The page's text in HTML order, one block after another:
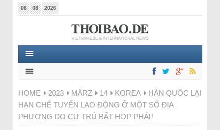
06 08 2026
HOME 2023 MÄRZ 14 KOREA
HÀN QUỐC LẠI
HẠN CHẾ TUYỂN LAO ĐỘNG Ở MỘT SỐ ĐỊA
PHƯƠNG DO CƯ TRÚ BẤT HỢP PHÁP